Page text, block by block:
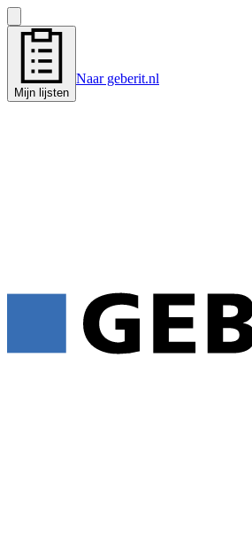
Mijn lijsten
Naar geberit.nl